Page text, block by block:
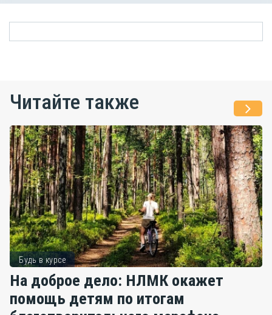
Читайте также
Будь в курсе
На доброе дело: НЛМК окажет
помощь детям по итогам